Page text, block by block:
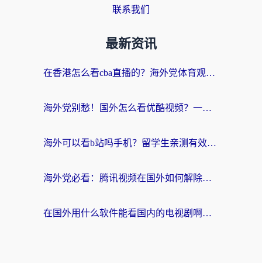
联系我们
最新资讯
在香港怎么看cba直播的？海外党体育观赛终极指南：告别版权限制，畅享中文解说
海外党别愁！国外怎么看优酷视频？一招解决追剧、看直播难题
海外可以看b站吗手机？留学生亲测有效的回国加速指南
海外党必看：腾讯视频在国外如何解除地域限制？附优酷咪咕使用指南
在国外用什么软件能看国内的电视剧啊？留学生亲测有效的回国加速方案